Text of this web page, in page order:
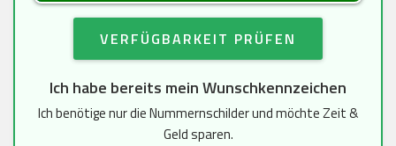
VERFÜGBARKEIT PRÜFEN
Ich habe bereits mein Wunschkennzeichen
Ich benötige nur die Nummernschilder und möchte Zeit &
Geld sparen.